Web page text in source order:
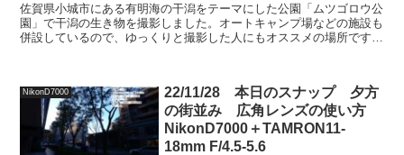
佐賀県小城市にある有明海の干潟をテーマにした公園「ムツゴロウ公
園」で干潟の生き物を撮影しました。オートキャンプ場などの施設も
併設しているので、ゆっくりと撮影した人にもオススメの場所です。
NikonD7000
22/11/28 本日のスナップ 夕方
の街並み 広角レンズの使い方
NikonD7000＋TAMRON11-
18mm F/4.5-5.6